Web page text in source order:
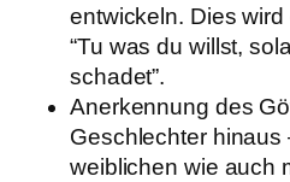
entwickeln. Dies
“Tu was du willst,
schadet”.
Anerkennung des
Geschlechter hinaus
weiblichen wie auch